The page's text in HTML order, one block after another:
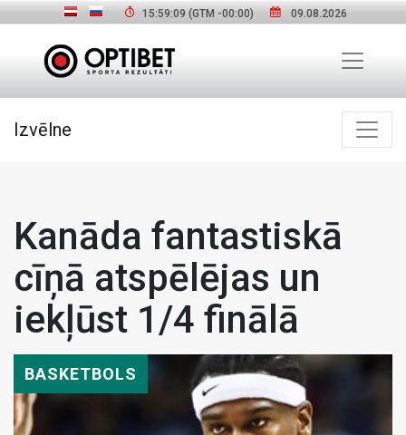
15:59:10 (GTM -00:00) 09.08.2026
Izvēlne
Kanāda fantastiskā
cīņā atspēlējas un
iekļūst 1/4 finālā
BASKETBOLS